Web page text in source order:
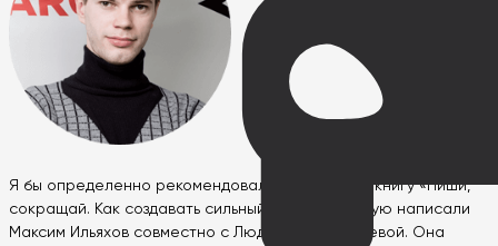
Я бы определенно рекомендовал к прочтению книгу «Пиши,
сокращай. Как создавать сильный текст», которую написали
Максим Ильяхов совместно с Людмилой Сарычевой. Она